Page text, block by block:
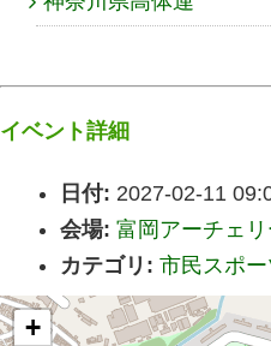
イベント詳細
日付: 2027-02-11
会場: 富岡アーチェ
カテゴリ: 市民スポ
+